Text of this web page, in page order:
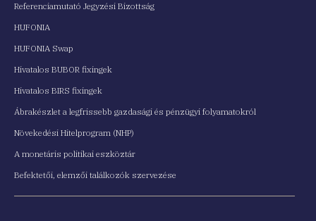
Referenciamutató Jegyzési Bizottság
HUFONIA
HUFONIA Swap
Hivatalos BUBOR fixingek
Hivatalos BIRS fixingek
Ábrakészlet a legfrissebb gazdasági és pénzügyi folyamatokról
Növekedési Hitelprogram (NHP)
A monetáris politikai eszköztár
Befektetői, elemzői találkozók szervezése